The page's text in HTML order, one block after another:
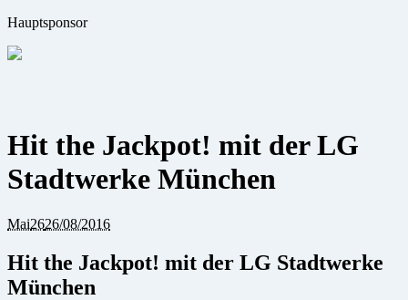
Hauptsponsor
Hit the Jackpot! mit der LG
Stadtwerke München
Mai2626/08/2016
Hit the Jackpot! mit der LG Stadtwerke
München